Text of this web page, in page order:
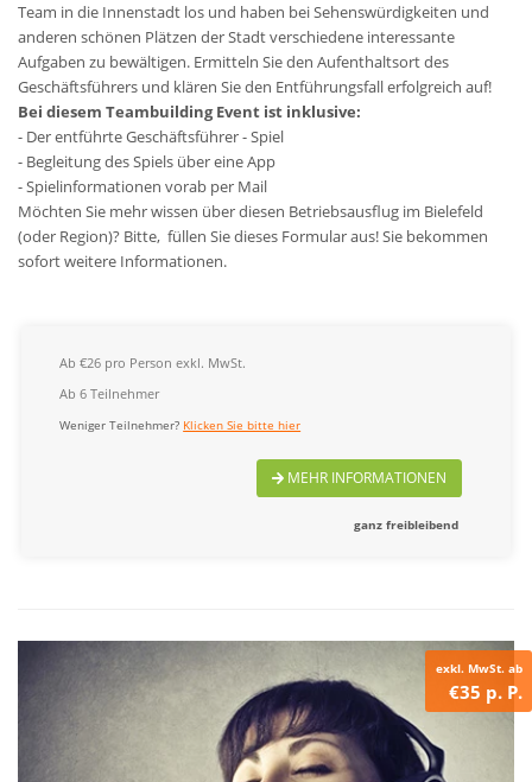
Team in die Innenstadt los und haben bei Sehenswürdigkeiten und
anderen schönen Plätzen der Stadt verschiedene interessante
Aufgaben zu bewältigen. Ermitteln Sie den Aufenthaltsort des
Geschäftsführers und klären Sie den Entführungsfall erfolgreich auf!
Bei diesem Teambuilding Event ist inklusive:
- Der entführte Geschäftsführer - Spiel
- Begleitung des Spiels über eine App
- Spielinformationen vorab per Mail
Möchten Sie mehr wissen über diesen Betriebsausflug im Bielefeld
(oder Region)? Bitte, füllen Sie dieses Formular aus! Sie bekommen
sofort weitere Informationen.
Ab €26 pro Person exkl. MwSt.
Ab 6 Teilnehmer
Weniger Teilnehmer? Klicken Sie bitte hier
MEHR INFORMATIONEN
ganz freibleibend
exkl. MwSt. ab
€35 p. P.